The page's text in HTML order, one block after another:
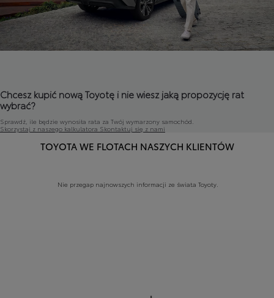
Chcesz kupić nową Toyotę i nie wiesz jaką propozycję rat
wybrać?
Sprawdź, ile będzie wynosiła rata za Twój wymarzony samochód.
Skorzystaj z naszego kalkulatora Skontaktuj się z nami
TOYOTA WE FLOTACH NASZYCH KLIENTÓW
Nie przegap najnowszych informacji ze świata Toyoty.